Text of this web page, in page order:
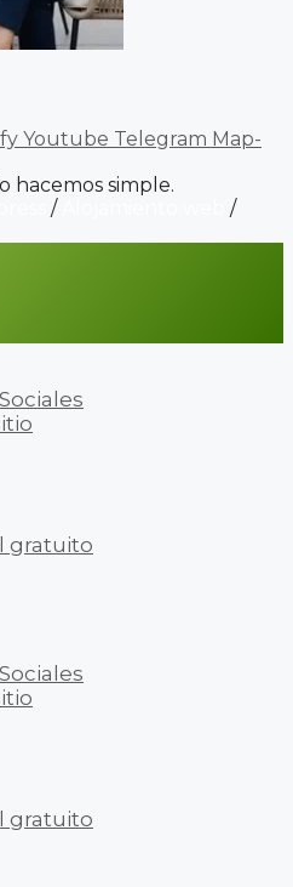
Youtube Telegram Map-
hacemos simple.
/
/
gratuito
gratuito